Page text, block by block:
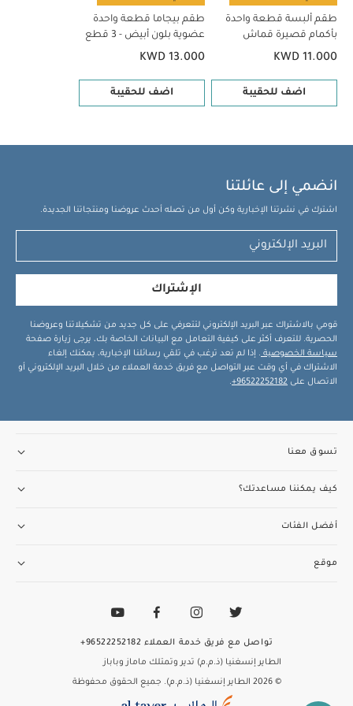
طقم ألبسة قطعة واحدة
بأكمام قصيرة قماش
عضوي بلون أبيض - 5 قطع
KWD 11.000
اضف للحقيبة
طقم بيجاما قطعة واحدة
عضوية بلون أبيض - 3 قطع
KWD 13.000
اضف للحقيبة
انضمي إلى عائلتنا
اشترك في نشرتنا الإخبارية وكن أول من تصله أحدث عروضنا ومنتجاتنا الجديدة.
الإشتراك
قومي بالاشتراك عبر البريد الإلكتروني لتتعرفي على كل جديد من تشكيلاتنا وعروضنا
الحصرية. للتعرف أكثر على كيفية التعامل مع البيانات الخاصة بك، يرجى زيارة صفحة
سياسة الخصوصية . إذا لم تعد ترغب في تلقي رسائلنا الإخبارية، يمكنك إلغاء
الاشتراك في أي وقت عبر التواصل مع فريق خدمة العملاء من خلال البريد الإلكتروني أو
الاتصال على 96522252182+
.
تسوق معنا
كيف يمكننا مساعدتك؟
أفضل الفئات
موقع
الطاير إنسغنيا (ذ.م.م) تدير وتمتلك ماماز وباباز
© 2026 الطاير إنسغنيا (ذ.م.م). جميع الحقوق محفوظة
تواصل مع فريق خدمة العملاء 96522252182+